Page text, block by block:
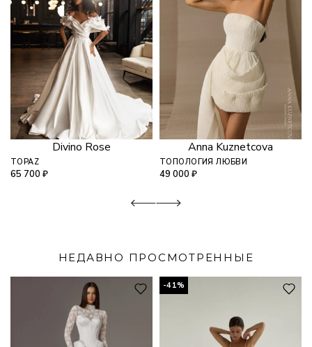
Divino Rose
TOPAZ
65 700₽
Anna Kuznetcova
ТОПОЛОГИЯ ЛЮБВИ
49 000 ₽
НЕДАВНО ПРОСМОТРЕННЫЕ
-41%